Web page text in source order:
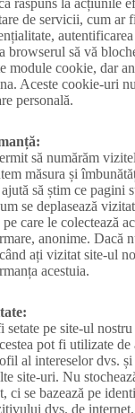
răspuns la acțiunile
de servicii, cum ar
autentificarea
browserul să vă
module cookie, dar
Aceste cookie-uri
personală.
să numărăm
măsura și
să știm ce pagini
se deplasează
care le colectează
anonime. Dacă
ați vizitat site-ul
acestuia.
pe site-ul
pot fi utilizate de
al intereselor dvs. și
site-uri. Nu
ci se bazează pe
dvs. de